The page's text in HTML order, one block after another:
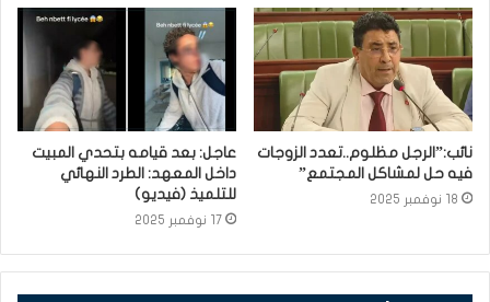
نائب:”الرجل مظلوم..تعدد الزوجات
فيه حل لمشاكل المجتمع”
18 نوفمبر 2025
عاجل: بعد قيامه بتحدي المبيت
داخل المعهد: الطرد النهائي
للتلميذ (فيديو)
17 نوفمبر 2025